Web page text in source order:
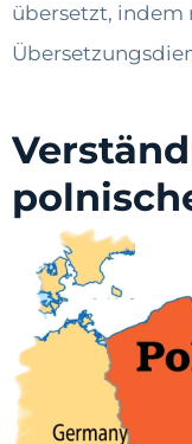
übersetzt, indem